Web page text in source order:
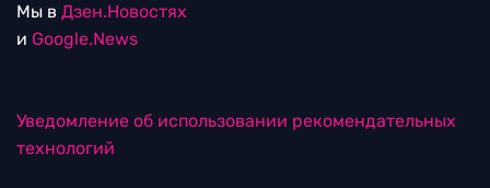
Мы в Дзен.Новостях
и Google.News
Уведомление об использовании рекомендательных
технологий